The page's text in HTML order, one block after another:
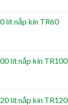
lít nắp kín TR60
lít nắp kín TR100
lít nắp kín TR120